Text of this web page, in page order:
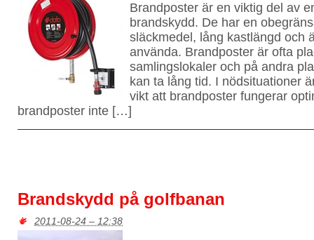
Brandposter är en viktig del av
brandskydd. De har en
släckmedel, lång kastlängd och
använda. Brandposter är ofta
samlingslokaler och på andra
kan ta lång tid. I nödsituationer
vikt att brandposter fungerar
brandposter inte […]
Brandskydd på golfbanan
2011-08-24 – 12:38